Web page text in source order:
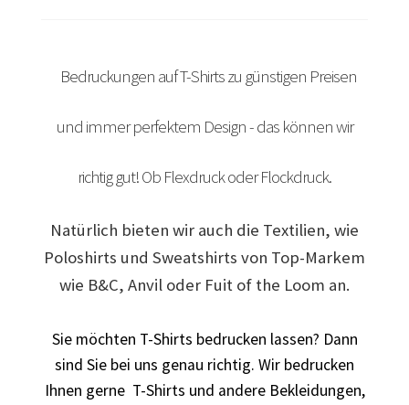
Arbeitskleidung bedrucken Niedersachsen – Firmenlogo
Arbeitskleidung bedrucken Oldenburg – Firmenlogo
Arbeitskleidung bedrucken Osnabrück – Firmenlogo
Arbeitskleidung BEDRUCKEN SCHORNDORF /
Bedruckungen auf T-Shirts zu günstigen Preisen
und immer perfektem Design - das können wir
richtig gut! Ob Flexdruck oder Flockdruck.
Natürlich bieten wir auch die Textilien, wie
Poloshirts und Sweatshirts von Top-Markem
wie B&C, Anvil oder Fuit of the Loom an.
Sie möchten T-Shirts bedrucken lassen? Dann
sind Sie bei uns genau richtig. Wir bedrucken
Ihnen gerne T-Shirts und andere Bekleidungen,